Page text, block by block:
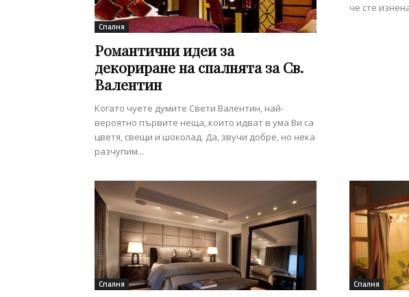
Спалня
Романтични идеи за
декориране на спалнята за Св.
Валентин
Когато чуете думите Свети Валентин, най-
вероятно първите неща, които идват в ума Ви са
цветя, свещи и шоколад. Да, звучи добре, но нека
разчупим...
че сте
Спалня Спалня